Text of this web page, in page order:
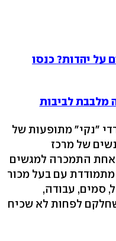
על יהדות? כנסו
מלבבת לביבות
"נקי" מתופעות של
של מרכז
אחת התמכרה למגשים
מתמודדת עם בעל מכור
סמים, עבודה,
לפחות לא שכיח